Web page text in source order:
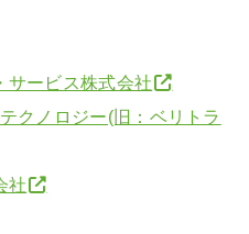
サービス株式会社
クノロジー(旧：ベリトラ
社